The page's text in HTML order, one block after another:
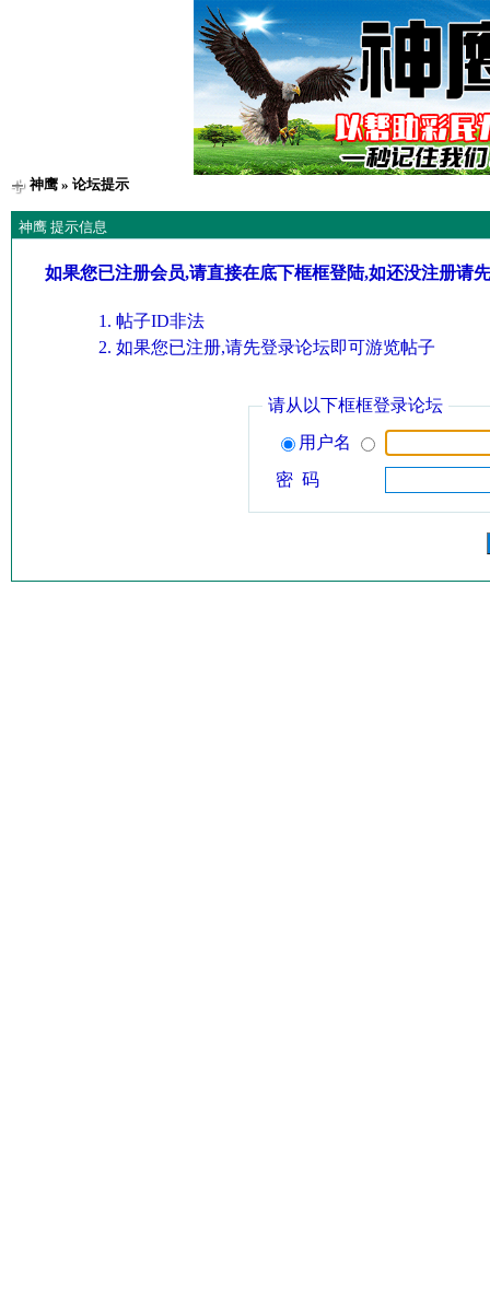
神鹰» 论坛提示
神鹰 提示信息
如果您已注册会员,请直接在底下框框登陆,如还没注册请
帖子ID非法
如果您已注册,请先登录论坛即可游览帖子
请从以下框框登录论坛
用户名
密 码